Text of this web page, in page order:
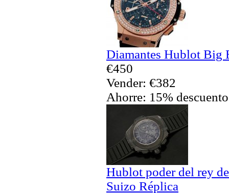
Diamantes Hublot Big
€450
Vender: €382
Ahorre: 15% descuento
Hublot poder del rey
Suizo Réplica